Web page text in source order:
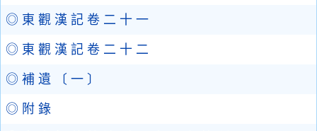
◎ 東 觀 漢 記 卷 二 十 一
◎ 東 觀 漢 記 卷 二 十 二
◎ 補 遺 〔 一 〕
◎ 附 錄